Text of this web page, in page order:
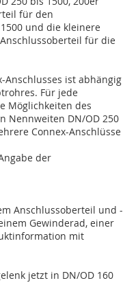
für den
und die kleinere
für die
Anschlusses ist abhängig
Für jede
Möglichkeiten des
Nennweiten DN/OD 250
Connex-Anschlüsse
der
Anschlussoberteil und -
Gewinderad, einer
mit
jetzt in DN/OD 160